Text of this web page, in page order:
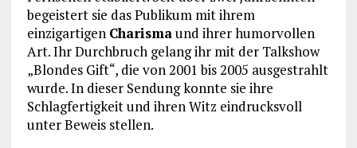
begeistert sie das Publikum mit ihrem
einzigartigen Charismaund ihrer humorvollen
Art. Ihr Durchbruch gelang ihr mit der Talkshow
„Blondes Gift“, die von 2001 bis 2005 ausgestrahlt
wurde. In dieser Sendung konnte sie ihre
Schlagfertigkeit und ihren Witz eindrucksvoll
unter Beweis stellen.